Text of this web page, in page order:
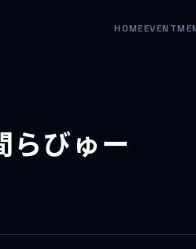
HOMEEVENT
らびゅー